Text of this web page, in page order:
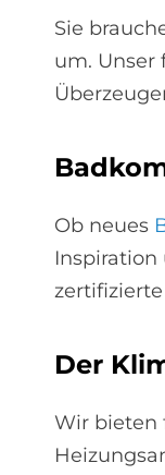
Sie
um. Unser
Ob neues
Inspiration
Der
Wir bieten